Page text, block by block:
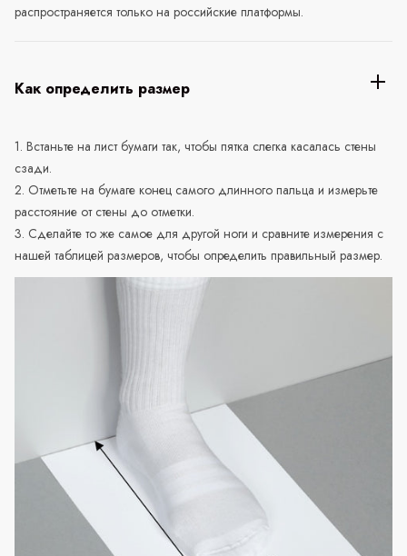
распространяется только на российские платформы.
Как определить размер
1. Встаньте на лист бумаги так, чтобы пятка слегка касалась стены
сзади.
2. Отметьте на бумаге конец самого длинного пальца и измерьте
расстояние от стены до отметки.
3. Сделайте то же самое для другой ноги и сравните измерения с
нашей таблицей размеров, чтобы определить правильный размер.